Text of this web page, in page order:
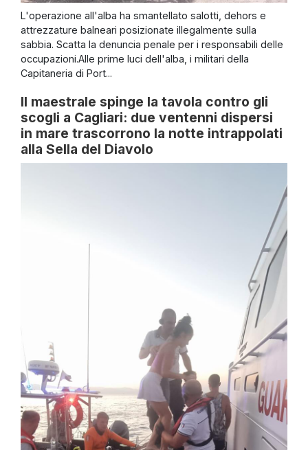
L'operazione all'alba ha smantellato salotti, dehors e
attrezzature balneari posizionate illegalmente sulla
sabbia. Scatta la denuncia penale per i responsabili delle
occupazioni.Alle prime luci dell'alba, i militari della
Capitaneria di Port...
Il maestrale spinge la tavola contro gli
scogli a Cagliari: due ventenni dispersi
in mare trascorrono la notte intrappolati
alla Sella del Diavolo